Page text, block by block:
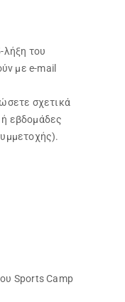
λήξη του
με e-mail
σχετικά
εβδομάδες
Sports Camp